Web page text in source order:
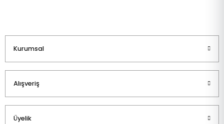
Kurumsal
Alışveriş
Üyelik